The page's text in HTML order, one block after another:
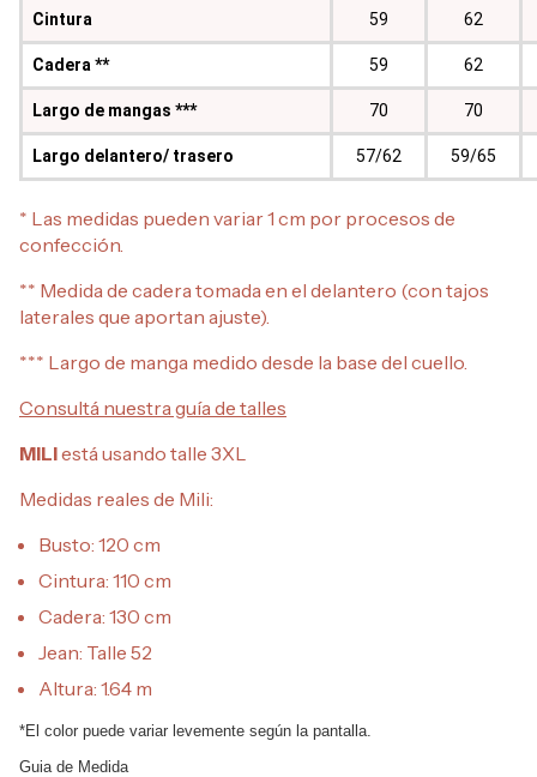
Cintura 59 62
Cadera ** 59 62
Largo de mangas *** 70 70
Largo delantero/ trasero 57/62 59/65
* Las medidas pueden variar 1 cm por procesos de
confección.
** Medida de cadera tomada en el delantero (con tajos
laterales que aportan ajuste).
*** Largo de manga medido desde la base del cuello.
Consultá nuestra guía de talles
MILIestá usando talle 3XL
Medidas reales de Mili:
Busto: 120 cm
Cintura: 110 cm
Cadera: 130 cm
Jean: Talle 52
Altura: 1.64 m
*El color puede variar levemente según la pantalla.
Guia de Medida